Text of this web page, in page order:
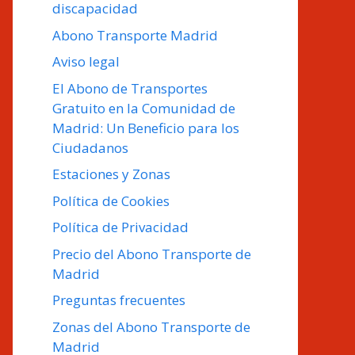
discapacidad
Abono Transporte Madrid
Aviso legal
El Abono de Transportes
Gratuito en la Comunidad de
Madrid: Un Beneficio para los
Ciudadanos
Estaciones y Zonas
Política de Cookies
Política de Privacidad
Precio del Abono Transporte de
Madrid
Preguntas frecuentes
Zonas del Abono Transporte de
Madrid